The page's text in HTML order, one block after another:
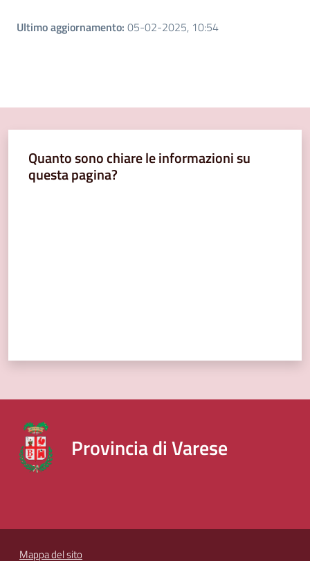
Ultimo aggiornamento: 05-02-2025, 10:54
Quanto sono chiare le informazioni su
questa pagina?
Provincia di Varese
Mappa del sito